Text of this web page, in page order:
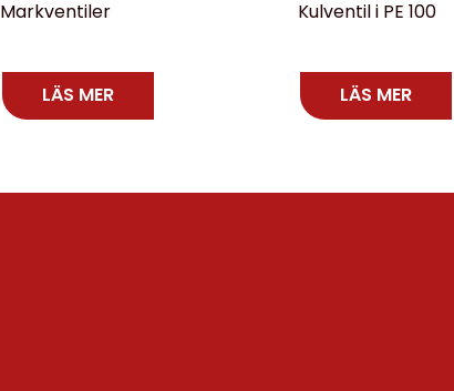
Markventiler
LÄS MER
Kulventil i PE 100
LÄS MER